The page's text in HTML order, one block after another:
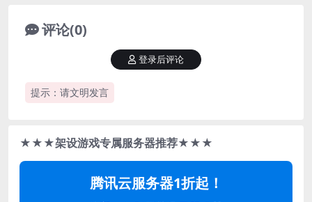
评论(0)
提示：请文明发言
登录后评论
★★★架设游戏专属服务器推荐★★★
腾讯云服务器1折起！